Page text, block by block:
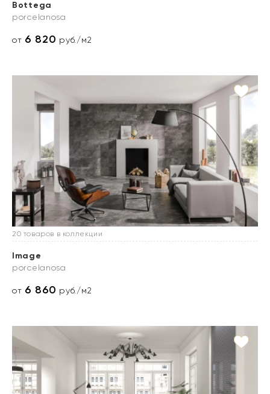
Bottega
porcelanosa
от 6 820 руб./м2
20 товаров в коллекции
Image
porcelanosa
от 6 860 руб./м2